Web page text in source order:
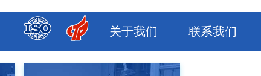
关于我们 联系我们